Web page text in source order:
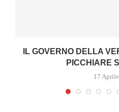
IL GOVERNO DELLA
PICCHIARE
17